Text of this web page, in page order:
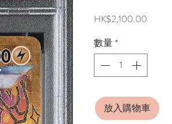
HK$2,100.00
數量*
放入購物車